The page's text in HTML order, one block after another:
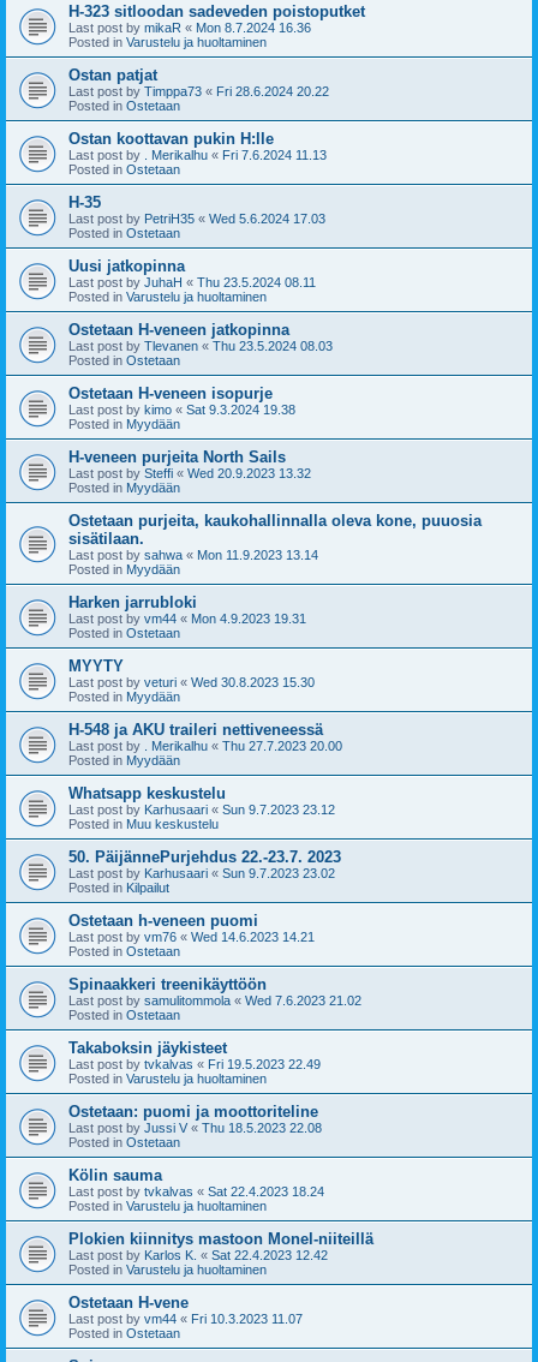
H-323 sitloodan sadeveden poistoputket
Last post by mikaR « Mon 8.7.2024 16.36
Posted in Varustelu ja huoltaminen
Ostan patjat
Last post by Timppa73 « Fri 28.6.2024 20.22
Posted in Ostetaan
Ostan koottavan pukin H:lle
Last post by . Merikalhu « Fri 7.6.2024 11.13
Posted in Ostetaan
H-35
Last post by PetriH35 « Wed 5.6.2024 17.03
Posted in Ostetaan
Uusi jatkopinna
Last post by JuhaH « Thu 23.5.2024 08.11
Posted in Varustelu ja huoltaminen
Ostetaan H-veneen jatkopinna
Last post by Tlevanen « Thu 23.5.2024 08.03
Posted in Ostetaan
Ostetaan H-veneen isopurje
Last post by kimo « Sat 9.3.2024 19.38
Posted in Myydään
H-veneen purjeita North Sails
Last post by Steffi « Wed 20.9.2023 13.32
Posted in Myydään
Ostetaan purjeita, kaukohallinnalla oleva kone, puuosia
sisätilaan.
Last post by sahwa « Mon 11.9.2023 13.14
Posted in Myydään
Harken jarrubloki
Last post by vm44 « Mon 4.9.2023 19.31
Posted in Ostetaan
MYYTY
Last post by veturi « Wed 30.8.2023 15.30
Posted in Myydään
H-548 ja AKU traileri nettiveneessä
Last post by . Merikalhu « Thu 27.7.2023 20.00
Posted in Myydään
Whatsapp keskustelu
Last post by Karhusaari « Sun 9.7.2023 23.12
Posted in Muu keskustelu
50. PäijännePurjehdus 22.-23.7. 2023
Last post by Karhusaari « Sun 9.7.2023 23.02
Posted in Kilpailut
Ostetaan h-veneen puomi
Last post by vm76 « Wed 14.6.2023 14.21
Posted in Ostetaan
Spinaakkeri treenikäyttöön
Last post by samulitommola « Wed 7.6.2023 21.02
Posted in Ostetaan
Takaboksin jäykisteet
Last post by tvkalvas « Fri 19.5.2023 22.49
Posted in Varustelu ja huoltaminen
Ostetaan: puomi ja moottoriteline
Last post by Jussi V « Thu 18.5.2023 22.08
Posted in Ostetaan
Kölin sauma
Last post by tvkalvas « Sat 22.4.2023 18.24
Posted in Varustelu ja huoltaminen
Plokien kiinnitys mastoon Monel-niiteillä
Last post by Karlos K. « Sat 22.4.2023 12.42
Posted in Varustelu ja huoltaminen
Ostetaan H-vene
Last post by vm44 « Fri 10.3.2023 11.07
Posted in Ostetaan